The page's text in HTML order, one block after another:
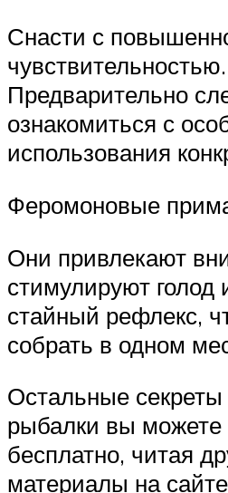
Снасти с
чувствительностью.
Предварительно
ознакомиться с
использования
Феромоновые
Они привлекают
стимулируют
стайный рефлекс,
собрать в одном
Остальные
рыбалки вы можете
бесплатно, читая
материалы на